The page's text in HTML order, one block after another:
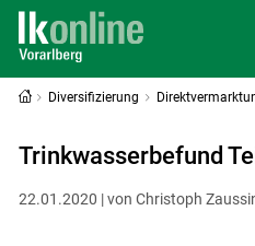
Diversifizierung
Trinkwasserbefund
22.01.2020 | von Christoph